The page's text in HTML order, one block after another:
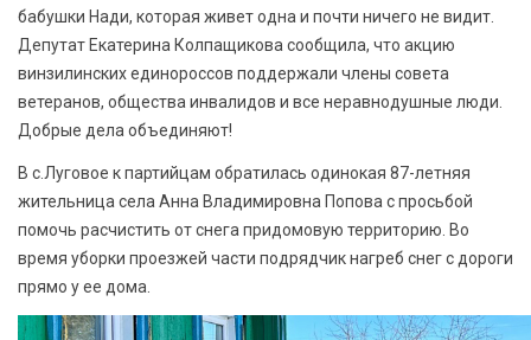
бабушки Нади, которая живет одна и почти ничего не видит.
Депутат Екатерина Колпащикова сообщила, что акцию
винзилинских единороссов поддержали члены совета
ветеранов, общества инвалидов и все неравнодушные люди.
Добрые дела объединяют!
В с.Луговое к партийцам обратилась одинокая 87-летняя
жительница села Анна Владимировна Попова с просьбой
помочь расчистить от снега придомовую территорию. Во
время уборки проезжей части подрядчик нагреб снег с дороги
прямо у ее дома.